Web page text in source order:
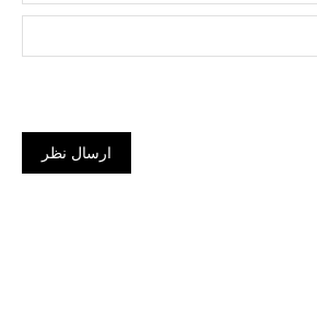
ارسال نظر